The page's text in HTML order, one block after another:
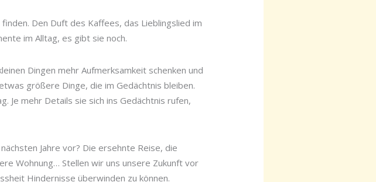
finden. Den Duft des Kaffees, das Lieblingslied im
im Alltag, es gibt sie noch.
Dingen mehr Aufmerksamkeit schenken und
größere Dinge, die im Gedächtnis bleiben.
Je mehr Details sie sich ins Gedächtnis rufen,
Jahre vor? Die ersehnte Reise, die
Wohnung… Stellen wir uns unsere Zukunft vor
Hindernisse überwinden zu können.